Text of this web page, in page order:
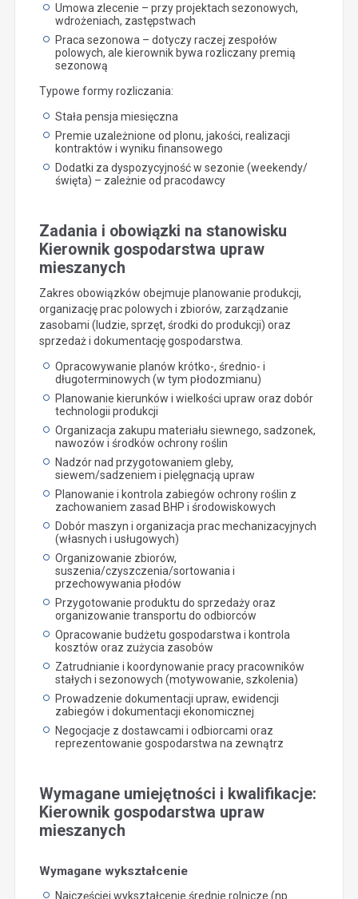
Umowa zlecenie – przy projektach sezonowych,
wdrożeniach, zastępstwach
Praca sezonowa – dotyczy raczej zespołów
polowych, ale kierownik bywa rozliczany premią
sezonową
Typowe formy rozliczania:
Stała pensja miesięczna
Premie uzależnione od plonu, jakości, realizacji
kontraktów i wyniku finansowego
Dodatki za dyspozycyjność w sezonie (weekendy/
święta) – zależnie od pracodawcy
Zadania i obowiązki na stanowisku
Kierownik gospodarstwa upraw
mieszanych
Zakres obowiązków obejmuje planowanie produkcji,
organizację prac polowych i zbiorów, zarządzanie
zasobami (ludzie, sprzęt, środki do produkcji) oraz
sprzedaż i dokumentację gospodarstwa.
Opracowywanie planów krótko-, średnio- i
długoterminowych (w tym płodozmianu)
Planowanie kierunków i wielkości upraw oraz dobór
technologii produkcji
Organizacja zakupu materiału siewnego, sadzonek,
nawozów i środków ochrony roślin
Nadzór nad przygotowaniem gleby,
siewem/sadzeniem i pielęgnacją upraw
Planowanie i kontrola zabiegów ochrony roślin z
zachowaniem zasad BHP i środowiskowych
Dobór maszyn i organizacja prac mechanizacyjnych
(własnych i usługowych)
Organizowanie zbiorów,
suszenia/czyszczenia/sortowania i
przechowywania płodów
Przygotowanie produktu do sprzedaży oraz
organizowanie transportu do odbiorców
Opracowanie budżetu gospodarstwa i kontrola
kosztów oraz zużycia zasobów
Zatrudnianie i koordynowanie pracy pracowników
stałych i sezonowych (motywowanie, szkolenia)
Prowadzenie dokumentacji upraw, ewidencji
zabiegów i dokumentacji ekonomicznej
Negocjacje z dostawcami i odbiorcami oraz
reprezentowanie gospodarstwa na zewnątrz
Wymagane umiejętności i kwalifikacje:
Kierownik gospodarstwa upraw
mieszanych
Wymagane wykształcenie
Najczęściej wykształcenie średnie rolnicze (np.